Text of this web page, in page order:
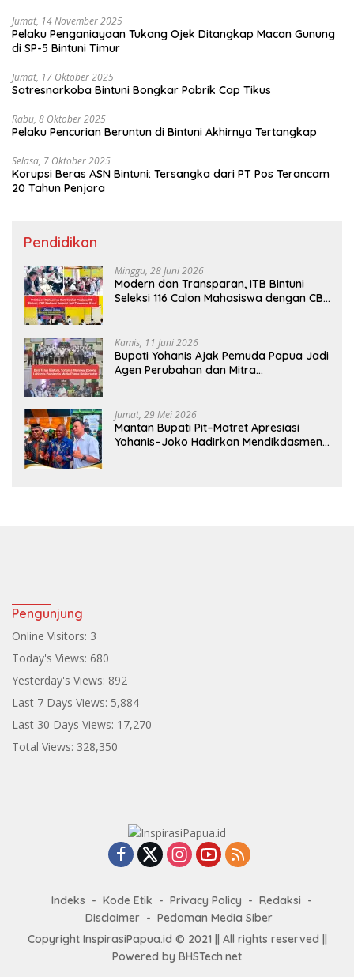
Jumat, 14 November 2025
Pelaku Penganiayaan Tukang Ojek Ditangkap Macan Gunung
di SP-5 Bintuni Timur
Jumat, 17 Oktober 2025
Satresnarkoba Bintuni Bongkar Pabrik Cap Tikus
Rabu, 8 Oktober 2025
Pelaku Pencurian Beruntun di Bintuni Akhirnya Tertangkap
Selasa, 7 Oktober 2025
Korupsi Beras ASN Bintuni: Tersangka dari PT Pos Terancam
20 Tahun Penjara
Pendidikan
Minggu, 28 Juni 2026
Modern dan Transparan, ITB Bintuni
Seleksi 116 Calon Mahasiswa dengan CBT
Kamis, 11 Juni 2026
Bupati Yohanis Ajak Pemuda Papua Jadi
Agen Perubahan dan Mitra
Jumat, 29 Mei 2026
Mantan Bupati Pit–Matret Apresiasi
Yohanis–Joko Hadirkan Mendikdasmen
Pengunjung
Online Visitors: 3
Today's Views: 680
Yesterday's Views: 892
Last 7 Days Views: 5,884
Last 30 Days Views: 17,270
Total Views: 328,350
Indeks Kode Etik Privacy Policy
Redaksi
Disclaimer
Pedoman Media Siber
Copyright InspirasiPapua.id © 2021 || All rights reserved ||
Powered by BHSTech.net